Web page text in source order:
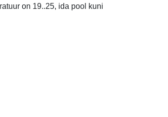
on 19..25, ida pool kuni